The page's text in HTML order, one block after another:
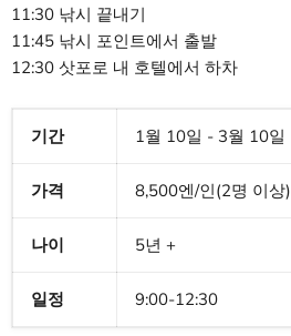
11:30 낚시 끝내기
11:45 낚시 포인트에서 출발
12:30 삿포로 내 호텔에서 하차
기간 1월 10일 - 3월 10일
가격 8,500엔/인(2명 이상)
나이 5년 +
일정 9:00-12:30